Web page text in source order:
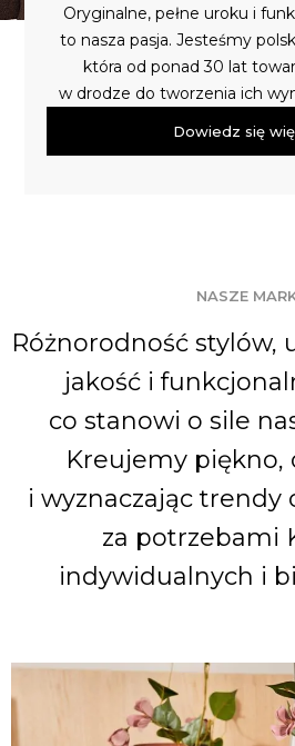
Oryginalne, pełne uroku i
to nasza pasja. Jesteśmy
która od ponad 30 lat
w drodze do tworzenia ich
Dowiedz się
NASZE
Różnorodność stylów,
jakość i
co stanowi o sile
Kreujemy piękno,
i wyznaczając trendy
za potrzebami
indywidualnych i